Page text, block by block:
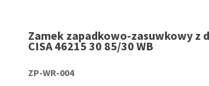
Zamek zapadkowo-zasuwkowy z
CISA 46215 30 85/30 WB
ZP-WR-004